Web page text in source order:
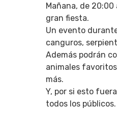
Mañana, de
gran fiesta.
Un evento
canguros,
Además podrán
animales
más.
Y, por si esto
todos los públicos.